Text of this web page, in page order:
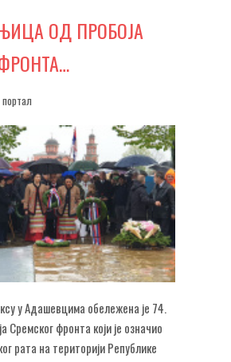
ОД ПРОБОЈА
у Адашевцима обележена је 74.
Сремског фронта који је означио
рата на територији Републике